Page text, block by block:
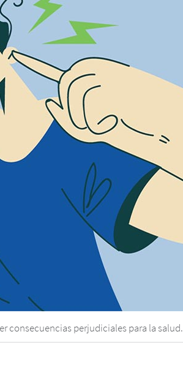
consecuencias perjudiciales para la salud.